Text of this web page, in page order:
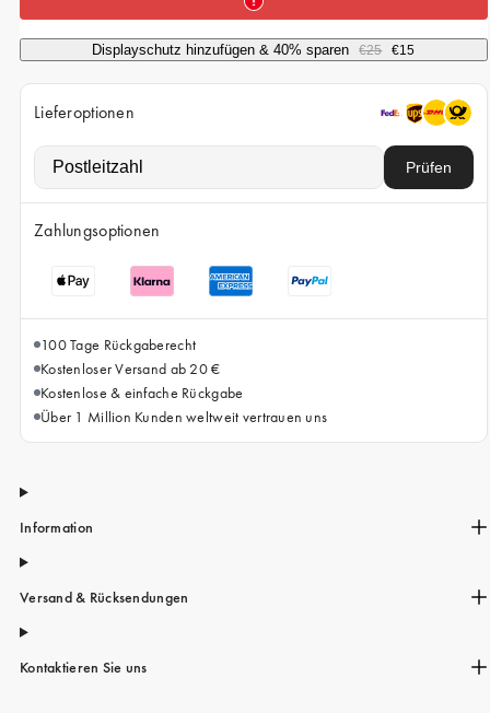
iPhone 15
iPhone 14 Pro
iPhone 14
iPhone 13 Pro
iPhone 13
Alle Handymodelle
Displayschutz hinzufügen & 40% sparen €25 €15
Lieferoptionen
Prüfen
Zahlungsoptionen
100 Tage Rückgaberecht
Kostenloser Versand ab 20 €
Kostenlose & einfache Rückgabe
Über 1 Million Kunden weltweit vertrauen uns
Information
Versand & Rücksendungen
Kontaktieren Sie uns